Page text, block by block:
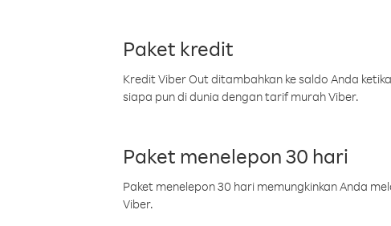
Paket kredit
Kredit Viber Out ditambahkan ke saldo Anda
siapa pun di dunia dengan tarif murah Viber.
Paket menelepon 30 hari
Paket menelepon 30 hari memungkinkan Anda
Viber.